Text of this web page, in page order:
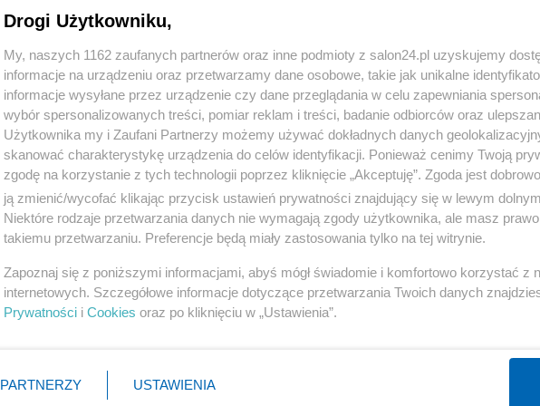
« WRÓĆ DO NOTKI
Polityka
Rosja
PiS
Prezydent
NATO
Gospodarka
Biznes
Pieniądze
Inwestycje
Podatki
Drogi Użytkowniku,
My, naszych 1162 zaufanych partnerów oraz inne podmioty z salon24.pl uzyskujemy
informacje na urządzeniu oraz przetwarzamy dane osobowe, takie jak unikalne
informacje wysyłane przez urządzenie czy dane przeglądania w celu zapewniania
wybór spersonalizowanych treści, pomiar reklam i treści, badanie odbiorców oraz
Użytkownika my i Zaufani Partnerzy możemy używać dokładnych danych
skanować charakterystykę urządzenia do celów identyfikacji. Ponieważ cenimy Twoją
zgodę na korzystanie z tych technologii poprzez kliknięcie „Akceptuję”. Zgoda jest
ją zmienić/wycofać klikając przycisk ustawień prywatności znajdujący się w lewym
Niektóre rodzaje przetwarzania danych nie wymagają zgody użytkownika, ale masz
takiemu przetwarzaniu. Preferencje będą miały zastosowania tylko na tej witrynie.
Zapoznaj się z poniższymi informacjami, abyś mógł świadomie i komfortowo korzystać z
internetowych. Szczegółowe informacje dotyczące przetwarzania Twoich danych
Prywatności i Cookies oraz po kliknięciu w „Ustawienia”.
PARTNERZY USTAWIENIA